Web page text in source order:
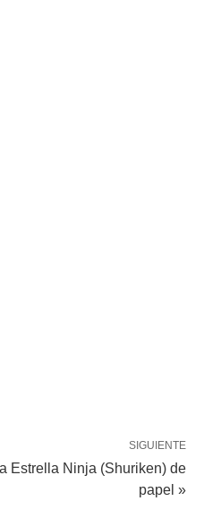
SIGUIENTE
Estrella Ninja (Shuriken) de
papel »